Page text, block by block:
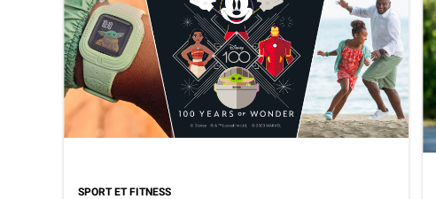
SPORT ET FITNESS